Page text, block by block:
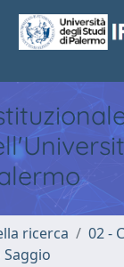
ricerca
02 -